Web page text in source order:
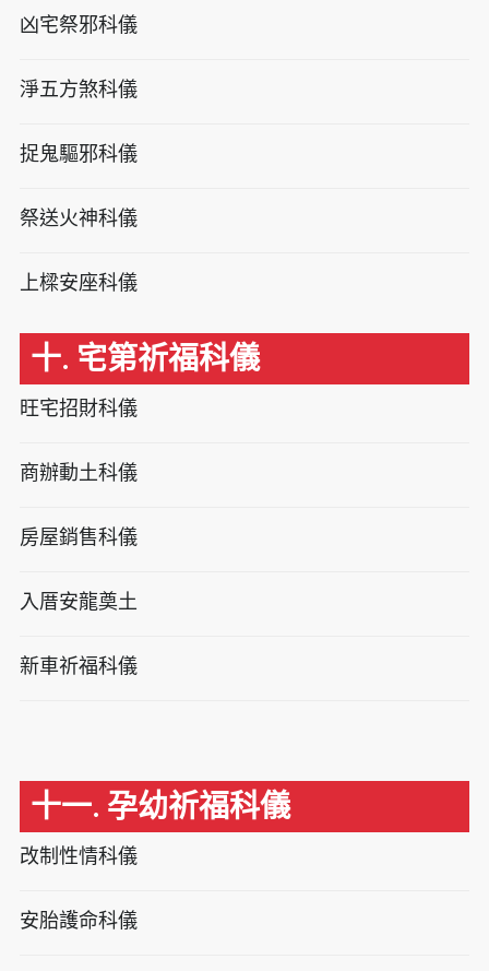
凶宅祭邪科儀
淨五方煞科儀
捉鬼驅邪科儀
祭送火神科儀
上樑安座科儀
十. 宅第祈福科儀
旺宅招財科儀
商辦動土科儀
房屋銷售科儀
入厝安龍奠土
新車祈福科儀
十一. 孕幼祈福科儀
改制性情科儀
安胎護命科儀